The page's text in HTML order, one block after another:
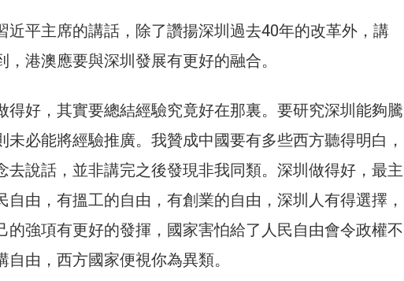
近平主席的講話，除了讚揚深圳過去40年的改革外，講
，港澳應要與深圳發展有更好的融合。
得好，其實要總結經驗究竟好在那裏。要研究深圳能夠騰
未必能將經驗推廣。我贊成中國要有多些西方聽得明白，
去說話，並非講完之後發現非我同類。深圳做得好，最主
自由，有搵工的自由，有創業的自由，深圳人有得選擇，
的強項有更好的發揮，國家害怕給了人民自由會令政權不
自由，西方國家便視你為異類。